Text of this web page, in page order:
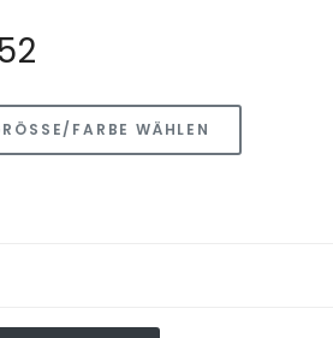
FARBE WÄHLEN